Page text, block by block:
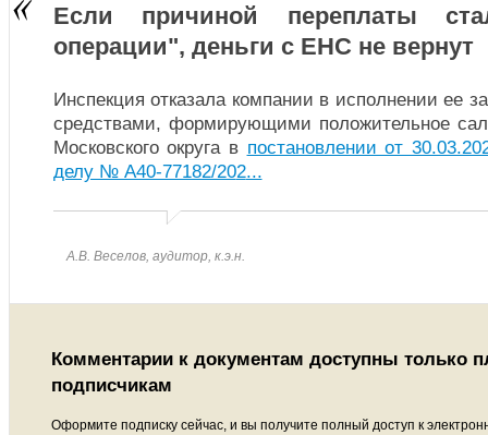
Если причиной переплаты
операции", деньги с ЕНС не вернут
Инспекция отказала компании в исполнении ее
средствами, формирующими положительное
Московского округа в постановлении от
делу № А40-77182/202...
А.В. Веселов, аудитор, к.э.н.
Комментарии к документам доступны только
подписчикам
Оформите подписку сейчас, и вы получите полный доступ к